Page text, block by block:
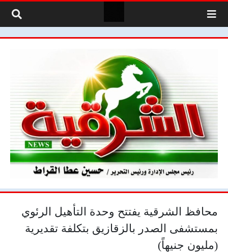
محافظ الشرقية يفتتح وحدة التأهيل الرئوي
بمستشفى الصدر بالزقازيق بتكلفة تقديرية
(مليون جنيهاً)